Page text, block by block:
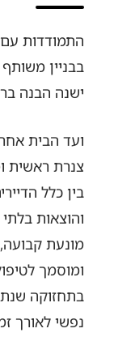
התמודדות
בבניין
ישנה הבנה
ועד הבית
צנרת ראשית
בין כלל
והוצאות
מונעת
ומוסמך
בתחזוקה
נפשי לאורך